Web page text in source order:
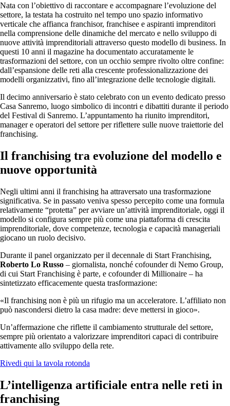
Nata con l’obiettivo di raccontare e accompagnare l’evoluzione del
settore, la testata ha costruito nel tempo uno spazio informativo
verticale che affianca franchisor, franchisee e aspiranti imprenditori
nella comprensione delle dinamiche del mercato e nello sviluppo di
nuove attività imprenditoriali attraverso questo modello di business. In
questi 10 anni il magazine ha documentato accuratamente le
trasformazioni del settore, con un occhio sempre rivolto oltre confine:
dall’espansione delle reti alla crescente professionalizzazione dei
modelli organizzativi, fino all’integrazione delle tecnologie digitali.
Il decimo anniversario è stato celebrato con un evento dedicato presso
Casa Sanremo, luogo simbolico di incontri e dibattiti durante il periodo
del Festival di Sanremo. L’appuntamento ha riunito imprenditori,
manager e operatori del settore per riflettere sulle nuove traiettorie del
franchising.
Il franchising tra evoluzione del modello e
nuove opportunità
Negli ultimi anni il franchising ha attraversato una trasformazione
significativa. Se in passato veniva spesso percepito come una formula
relativamente “protetta” per avviare un’attività imprenditoriale, oggi il
modello si configura sempre più come una piattaforma di crescita
imprenditoriale, dove competenze, tecnologia e capacità manageriali
giocano un ruolo decisivo.
Durante il panel organizzato per il decennale di Start Franchising,
Roberto Lo Russo – giornalista, nonché cofounder di Nemo Group,
di cui Start Franchising è parte, e cofounder di Millionaire – ha
sintetizzato efficacemente questa trasformazione:
«Il franchising non è più un rifugio ma un acceleratore. L’affiliato non
può nascondersi dietro la casa madre: deve mettersi in gioco».
Un’affermazione che riflette il cambiamento strutturale del settore,
sempre più orientato a valorizzare imprenditori capaci di contribuire
attivamente allo sviluppo della rete.
Rivedi qui la tavola rotonda
L’intelligenza artificiale entra nelle reti in
franchising